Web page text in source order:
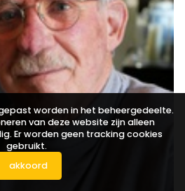
worden in het beheergedeelte.
van deze website zijn alleen
Er worden geen tracking cookies
gebruikt.
akkoord